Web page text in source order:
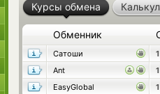
Курсы обмена
Обменник
Сатоши 1
Ant
1
EasyGlobal
1